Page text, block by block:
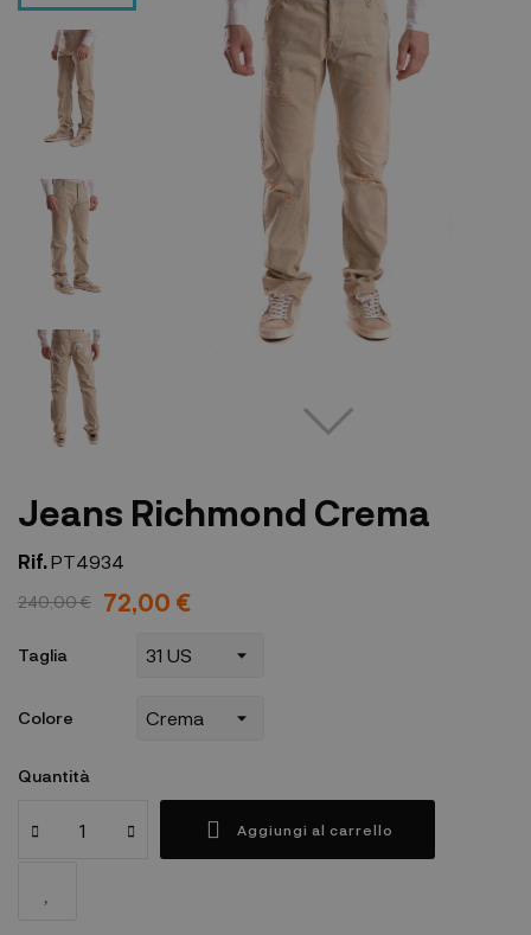
Jeans Richmond Crema
Rif.PT4934
240,00 € 72,00 €
Taglia
Colore
Quantità
Aggiungi al carrello